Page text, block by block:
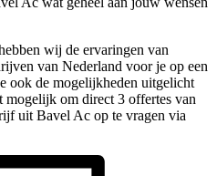
wij de ervaringen van
van Nederland voor je op een
ook de mogelijkheden uitgelicht
om direct 3 offertes van
uit Bavel Ac op te vragen via